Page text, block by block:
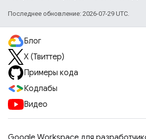
Последнее обновление: 2026-07-29 UTC.
Блог
X (Твиттер)
Примеры кода
Кодлабы
Видео